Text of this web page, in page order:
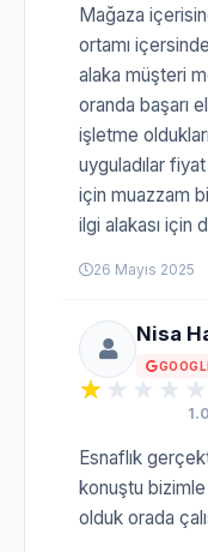
Mağaza
ortamı
alaka müşteri
oranda başarı
işletme
uyguladılar
için muazzam
ilgi alakası için
26 Mayıs 2025
Nisa
1.0
Esnaflık
konuştu
olduk orada